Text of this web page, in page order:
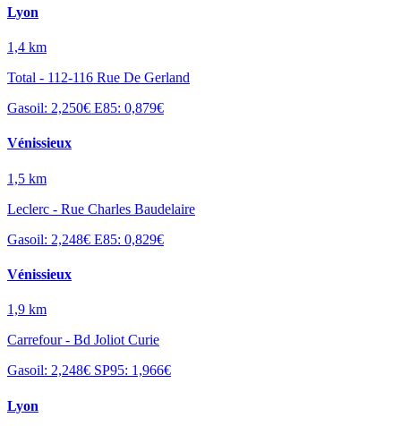
Lyon
1,4 km
Total - 112-116 Rue De Gerland
Gasoil: 2,250€ E85: 0,879€
Vénissieux
1,5 km
Leclerc - Rue Charles Baudelaire
Gasoil: 2,248€ E85: 0,829€
Vénissieux
1,9 km
Carrefour - Bd Joliot Curie
Gasoil: 2,248€ SP95: 1,966€
Lyon